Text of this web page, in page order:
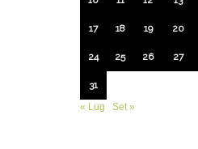
17 18 19 20
24 25 26 27
31
« Lug
Set »